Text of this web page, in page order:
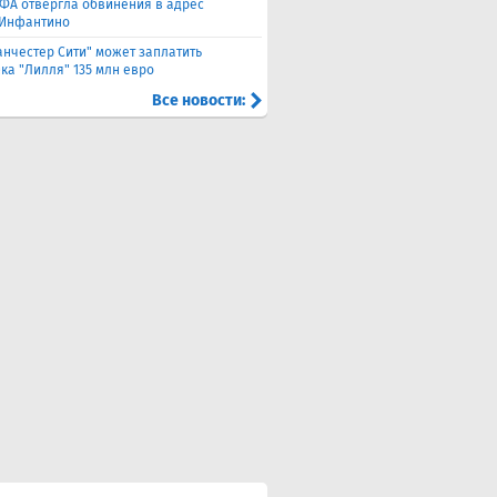
отвергла обвинения в адрес
Сити" может заплатить
"Лилля" 135 млн евро
Все новости: